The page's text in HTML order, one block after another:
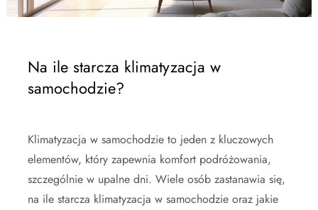
Na ile starcza klimatyzacja w
samochodzie?
Klimatyzacja w samochodzie to jeden z kluczowych
elementów, który zapewnia komfort podróżowania,
szczególnie w upalne dni. Wiele osób zastanawia się,
na ile starcza klimatyzacja w samochodzie oraz jakie